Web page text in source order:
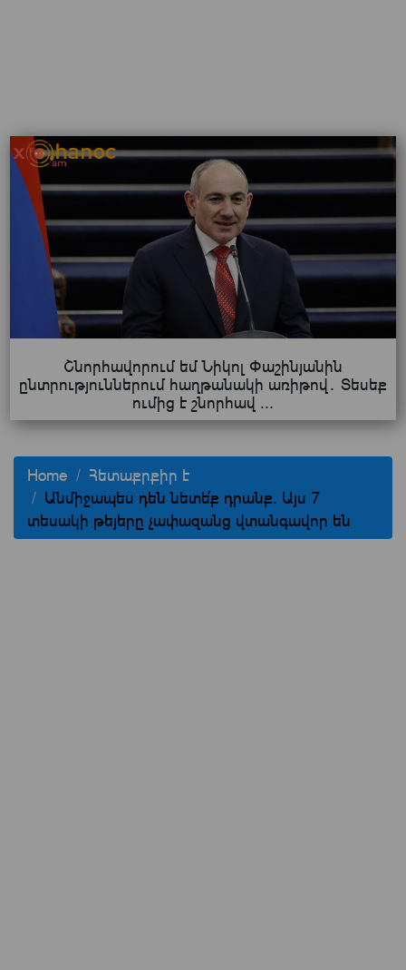
Շնորհավորում եմ Նիկոլ Փաշինյանին
ընտրություններում հաղթանակի առիթով․ Տեսեք
ումից է շնորհավ ...
Home
Հետաքրքիր է
Անմիջապես դեն նետե՛ք դրանք. Այս 7
տեսակի թեյերը չափազանց վտանգավոր են